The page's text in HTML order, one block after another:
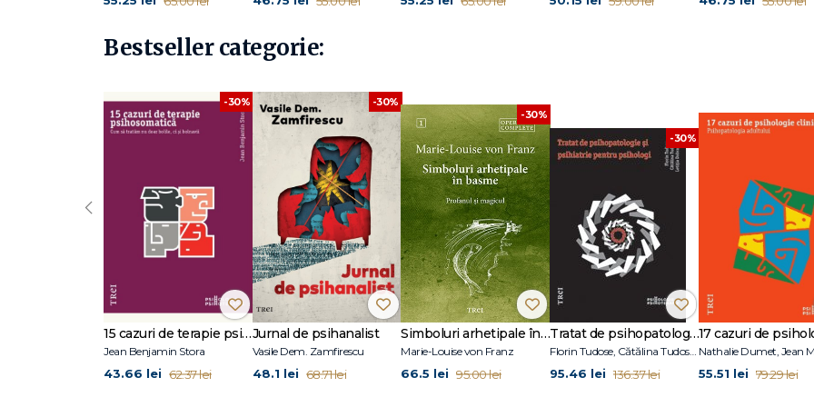
Empatia
Violul
Concluzii
Bestseller categorie:
-30%
15 cazuri de terapie psihosomatică
Jean Benjamin Stora
43.66 lei 62.37 lei
-30%
Jurnal de psihanalist
Vasile Dem. Zamfirescu
48.1 lei 68.71 lei
-30%
Simboluri arhetipale în basme
Marie-Louise von Franz
66.5 lei 95.00 lei
-30%
Tratat de psihopatologie şi psihiatrie pentru psihologi
Florin Tudose, Cătălina Tudose, Letiţia Dobranici
95.46 lei 136.37 lei 55.51 lei 79.29 lei
‹